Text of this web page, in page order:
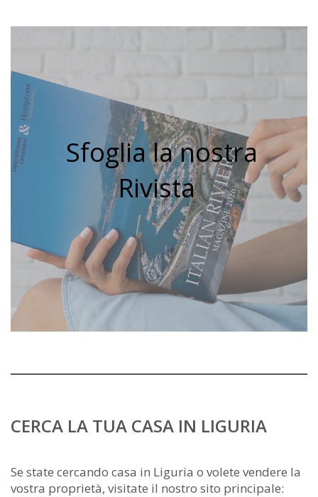
Sfoglia la nostra
Rivista
CERCA LA TUA CASA IN LIGURIA
Se state cercando casa in Liguria o volete vendere la
vostra proprietà, visitate il nostro sito principale: